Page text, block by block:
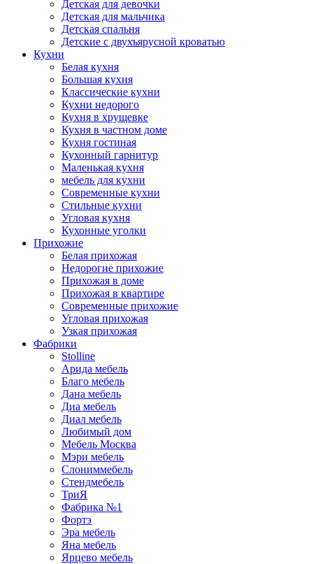
Детская для девочки
Детская для мальчика
Детская спальня
Детские с двухъярусной кроватью
Кухни
Белая кухня
Большая кухня
Классические кухни
Кухни недорого
Кухня в хрущевке
Кухня в частном доме
Кухня гостиная
Кухонный гарнитур
Маленькая кухня
мебель для кухни
Современные кухни
Стильные кухни
Угловая кухня
Кухонные уголки
Прихожие
Белая прихожая
Недорогие прихожие
Прихожая в доме
Прихожая в квартире
Современные прихожие
Угловая прихожая
Узкая прихожая
Фабрики
Stolline
Арида мебель
Благо мебель
Дана мебель
Диа мебель
Диал мебель
Любимый дом
Мебель Москва
Мэри мебель
Слониммебель
Стендмебель
ТриЯ
Фабрика №1
Фортэ
Эра мебель
Яна мебель
Ярцево мебель